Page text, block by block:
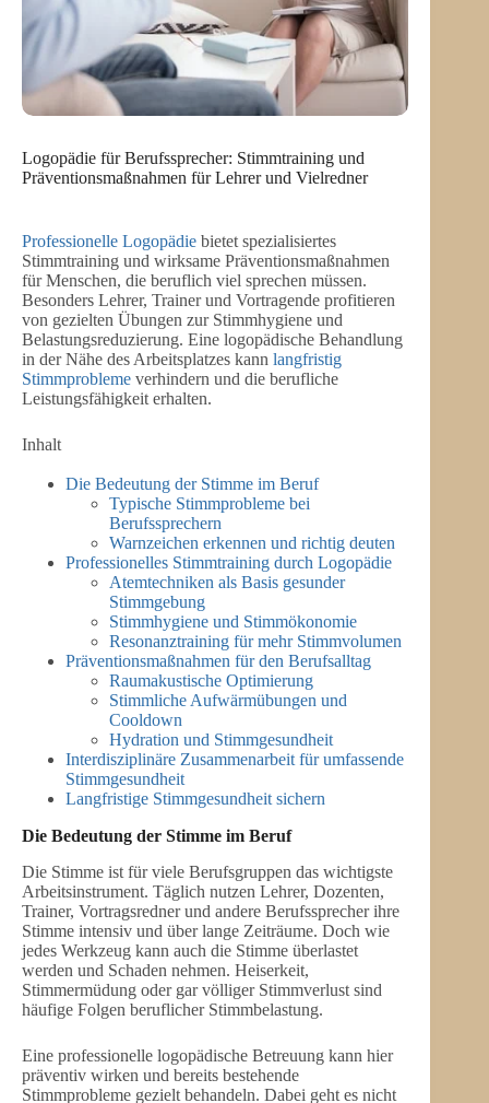
Logopädie für Berufssprecher: Stimmtraining und
Präventionsmaßnahmen für Lehrer und Vielredner
Professionelle Logopädie bietet spezialisiertes
Stimmtraining und wirksame Präventionsmaßnahmen
für Menschen, die beruflich viel sprechen müssen.
Besonders Lehrer, Trainer und Vortragende profitieren
von gezielten Übungen zur Stimmhygiene und
Belastungsreduzierung. Eine logopädische Behandlung
in der Nähe des Arbeitsplatzes kann langfristig
Stimmprobleme verhindern und die berufliche
Leistungsfähigkeit erhalten.
Inhalt
Die Bedeutung der Stimme im Beruf
Typische Stimmprobleme bei
Berufssprechern
Warnzeichen erkennen und richtig deuten
Professionelles Stimmtraining durch Logopädie
Atemtechniken als Basis gesunder
Stimmgebung
Stimmhygiene und Stimmökonomie
Resonanztraining für mehr Stimmvolumen
Präventionsmaßnahmen für den Berufsalltag
Raumakustische Optimierung
Stimmliche Aufwärmübungen und
Cooldown
Hydration und Stimmgesundheit
Interdisziplinäre Zusammenarbeit für umfassende
Stimmgesundheit
Langfristige Stimmgesundheit sichern
Die Bedeutung der Stimme im Beruf
Die Stimme ist für viele Berufsgruppen das wichtigste
Arbeitsinstrument. Täglich nutzen Lehrer, Dozenten,
Trainer, Vortragsredner und andere Berufssprecher ihre
Stimme intensiv und über lange Zeiträume. Doch wie
jedes Werkzeug kann auch die Stimme überlastet
werden und Schaden nehmen. Heiserkeit,
Stimmermüdung oder gar völliger Stimmverlust sind
häufige Folgen beruflicher Stimmbelastung.
Eine professionelle logopädische Betreuung kann hier
präventiv wirken und bereits bestehende
Stimmprobleme gezielt behandeln. Dabei geht es nicht